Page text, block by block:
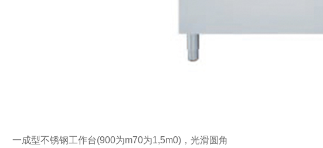
多通道篮筐式洗碗机 单缸履带式洗碗机
一成型不锈钢工作台(900为m70为1,5m0)，光滑圆角